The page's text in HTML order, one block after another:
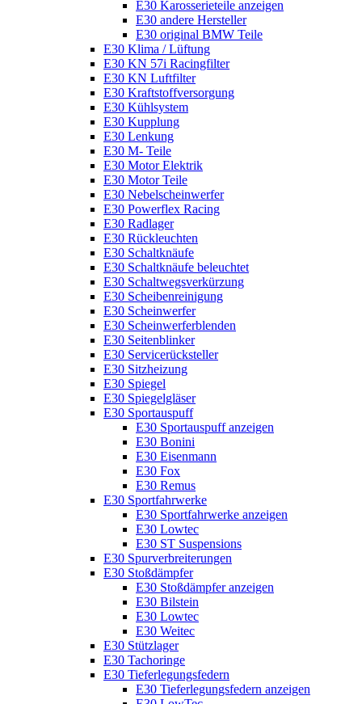
E30 Karosserieteile anzeigen
E30 andere Hersteller
E30 original BMW Teile
E30 Klima / Lüftung
E30 KN 57i Racingfilter
E30 KN Luftfilter
E30 Kraftstoffversorgung
E30 Kühlsystem
E30 Kupplung
E30 Lenkung
E30 M- Teile
E30 Motor Elektrik
E30 Motor Teile
E30 Nebelscheinwerfer
E30 Powerflex Racing
E30 Radlager
E30 Rückleuchten
E30 Schaltknäufe
E30 Schaltknäufe beleuchtet
E30 Schaltwegsverkürzung
E30 Scheibenreinigung
E30 Scheinwerfer
E30 Scheinwerferblenden
E30 Seitenblinker
E30 Servicerücksteller
E30 Sitzheizung
E30 Spiegel
E30 Spiegelgläser
E30 Sportauspuff
E30 Sportauspuff anzeigen
E30 Bonini
E30 Eisenmann
E30 Fox
E30 Remus
E30 Sportfahrwerke
E30 Sportfahrwerke anzeigen
E30 Lowtec
E30 ST Suspensions
E30 Spurverbreiterungen
E30 Stoßdämpfer
E30 Stoßdämpfer anzeigen
E30 Bilstein
E30 Lowtec
E30 Weitec
E30 Stützlager
E30 Tachoringe
E30 Tieferlegungsfedern
E30 Tieferlegungsfedern anzeigen